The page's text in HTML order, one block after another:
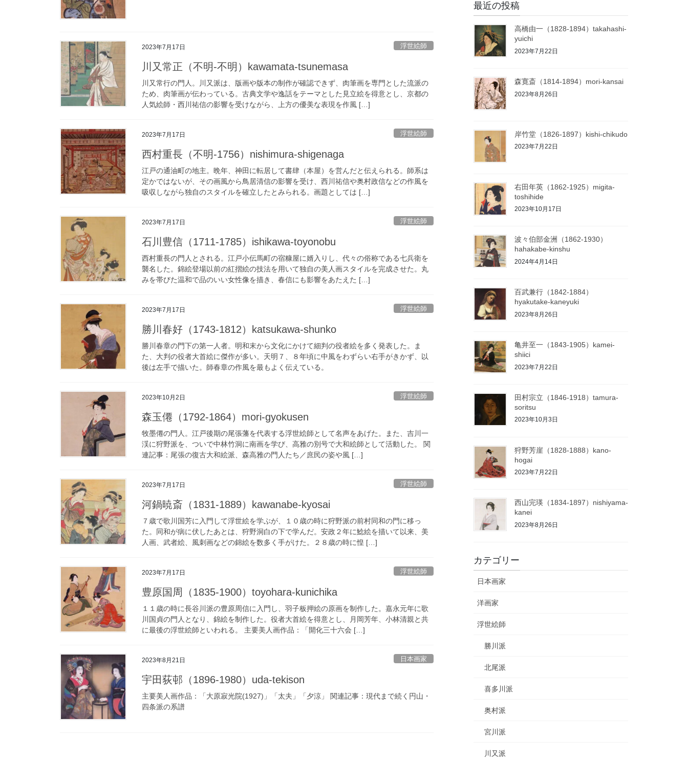
2023年7月17日 浮世絵師
川又常正（不明-不明）kawamata-tsunemasa
川又常行の門人。川又派は、版画や版本の制作が確認できず、肉筆画を専門とした流派の
ため、肉筆画が伝わっている。古典文学や逸話をテーマとした見立絵を得意とし、京都の
人気絵師・西川祐信の影響を受けながら、上方の優美な表現を作風 […]
2023年7月17日 浮世絵師
西村重長（不明-1756）nishimura-shigenaga
江戸の通油町の地主。晩年、神田に転居して書肆（本屋）を営んだと伝えられる。師系は
定かではないが、その画風から鳥居清信の影響を受け、西川祐信や奥村政信などの作風を
吸収しながら独自のスタイルを確立したとみられる。画題としては […]
2023年7月17日 浮世絵師
石川豊信（1711-1785）ishikawa-toyonobu
西村重長の門人とされる。江戸小伝馬町の宿糠屋に婿入りし、代々の俗称である七兵衛を
襲名した。錦絵登場以前の紅摺絵の技法を用いて独自の美人画スタイルを完成させた。丸
みを帯びた温和で品のいい女性像を描き、春信にも影響をあたえた […]
2023年7月17日 浮世絵師
勝川春好（1743-1812）katsukawa-shunko
勝川春章の門下の第一人者。明和末から文化にかけて細判の役者絵を多く発表した。ま
た、大判の役者大首絵に傑作が多い。天明７、８年頃に中風をわずらい右手がきかず、以
後は左手で描いた。師春章の作風を最もよく伝えている。
2023年10月2日 浮世絵師
森玉僊（1792-1864）mori-gyokusen
牧墨僊の門人。江戸後期の尾張藩を代表する浮世絵師として名声をあげた。また、吉川一
渓に狩野派を、ついで中林竹洞に南画を学び、高雅の別号で大和絵師として活動した。 関
連記事：尾張の復古大和絵派、森高雅の門人たち／庶民の姿や風 […]
2023年7月17日 浮世絵師
河鍋暁斎（1831-1889）kawanabe-kyosai
７歳で歌川国芳に入門して浮世絵を学ぶが、１０歳の時に狩野派の前村同和の門に移っ
た。同和が病に伏したあとは、狩野洞白の下で学んだ。安政２年に鯰絵を描いて以来、美
人画、武者絵、風刺画などの錦絵を数多く手がけた。２８歳の時に惶 […]
2023年7月17日 浮世絵師
豊原国周（1835-1900）toyohara-kunichika
１１歳の時に長谷川派の豊原周信に入門し、羽子板押絵の原画を制作した。嘉永元年に歌
川国貞の門人となり、錦絵を制作した。役者大首絵を得意とし、月岡芳年、小林清親と共
に最後の浮世絵師といわれる。 主要美人画作品：「開化三十六会 […]
2023年8月21日 日本画家
宇田荻邨（1896-1980）uda-tekison
主要美人画作品：「大原寂光院(1927)」「太夫」「夕涼」 関連記事：現代まで続く円山・
四条派の系譜
最近の投稿
高橋由一（1828-1894）takahashi-
yuichi
2023年7月22日
森寛斎（1814-1894）mori-kansai
2023年8月26日
岸竹堂（1826-1897）kishi-chikudo
2023年7月22日
右田年英（1862-1925）migita-
toshihide
2023年10月17日
波々伯部金洲（1862-1930）
hahakabe-kinshu
2024年4月14日
百武兼行（1842-1884）
hyakutake-kaneyuki
2023年8月26日
亀井至一（1843-1905）kamei-
shiici
2023年7月22日
田村宗立（1846-1918）tamura-
soritsu
2023年10月3日
狩野芳崖（1828-1888）kano-
hogai
2023年7月22日
西山完瑛（1834-1897）nishiyama-
kanei
2023年8月26日
カテゴリー
日本画家
洋画家
浮世絵師
勝川派
北尾派
喜多川派
奥村派
宮川派
川又派